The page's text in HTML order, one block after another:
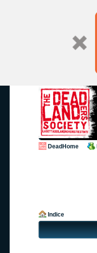
DeadHome
Indice